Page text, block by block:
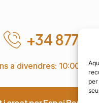
+34 877
a divendres: 10:00 a